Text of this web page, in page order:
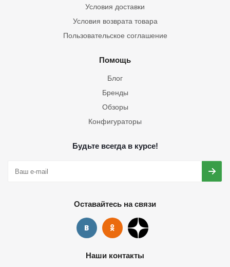
Условия доставки
Условия возврата товара
Пользовательское соглашение
Помощь
Блог
Бренды
Обзоры
Конфигураторы
Будьте всегда в курсе!
Оставайтесь на связи
Наши контакты